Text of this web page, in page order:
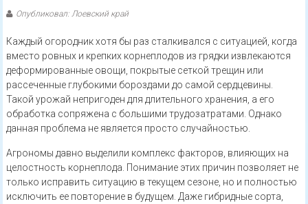
Опубликовал: Лоевский край
Каждый огородник хотя бы раз сталкивался с ситуацией, когда
вместо ровных и крепких корнеплодов из грядки извлекаются
деформированные овощи, покрытые сеткой трещин или
рассеченные глубокими бороздами до самой сердцевины.
Такой урожай непригоден для длительного хранения, а его
обработка сопряжена с большими трудозатратами. Однако
данная проблема не является просто случайностью.
Агрономы давно выделили комплекс факторов, влияющих на
целостность корнеплода. Понимание этих причин позволяет не
только исправить ситуацию в текущем сезоне, но и полностью
исключить ее повторение в будущем. Даже гибридные сорта,